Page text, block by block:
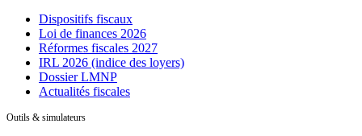
Dispositifs fiscaux
Loi de finances 2026
Réformes fiscales 2027
IRL 2026 (indice des loyers)
Dossier LMNP
Actualités fiscales
Outils & simulateurs